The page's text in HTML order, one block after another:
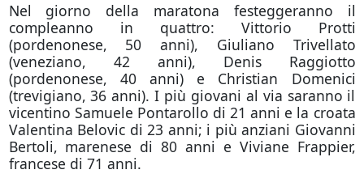
Nel giorno della maratona festeggeranno il
compleanno in quattro: Vittorio Protti
(pordenonese, 50 anni), Giuliano Trivellato
(veneziano, 42 anni), Denis Raggiotto
(pordenonese, 40 anni) e Christian Domenici
(trevigiano, 36 anni). I più giovani al via saranno il
vicentino Samuele Pontarollo di 21 anni e la croata
Valentina Belovic di 23 anni; i più anziani Giovanni
Bertoli, marenese di 80 anni e Viviane Frappier,
francese di 71 anni.